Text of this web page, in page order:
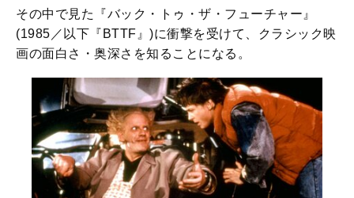
その中で見た『バック・トゥ・ザ・フューチャー』
(1985／以下『BTTF』)に衝撃を受けて、クラシック映
画の面白さ・奥深さを知ることになる。